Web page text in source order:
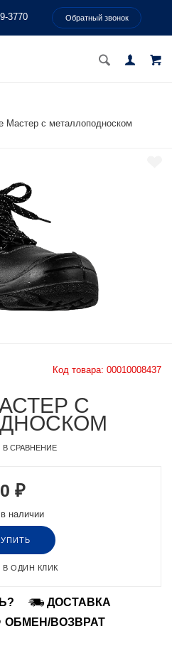
3770 Обратный звонок
Мастер с металлоподноском
Код товара: 00010008437
С
В СРАВНЕНИЕ
0 ₽
наличии
В ОДИН КЛИК
ДОСТАВКА
ОБМЕН/ВОЗВРАТ